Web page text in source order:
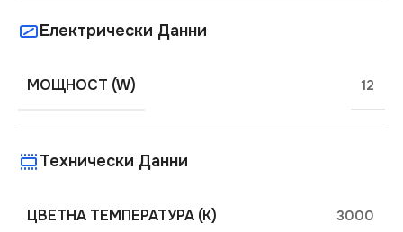
Електрически Данни
МОЩНОСТ (W) 12
Технически Данни
ЦВЕТНА ТЕМПЕРАТУРА (K) 3000